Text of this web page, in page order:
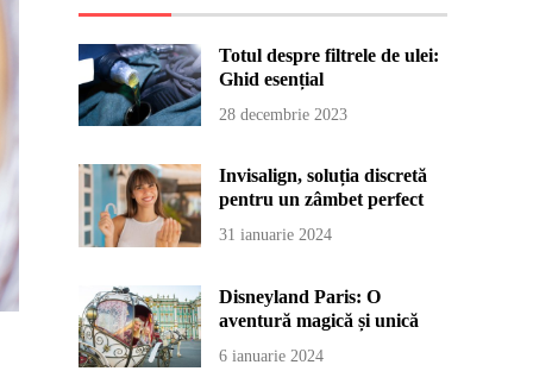
Totul despre filtrele de ulei:
Ghid esențial
28 decembrie 2023
Invisalign, soluția discretă
pentru un zâmbet perfect
31 ianuarie 2024
Disneyland Paris: O
aventură magică și unică
6 ianuarie 2024